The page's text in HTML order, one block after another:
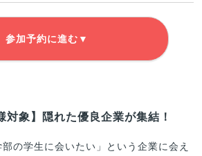
参加予約に進む▼
対象】隠れた優良企業が集結！
の学生に会いたい」という企業に会え